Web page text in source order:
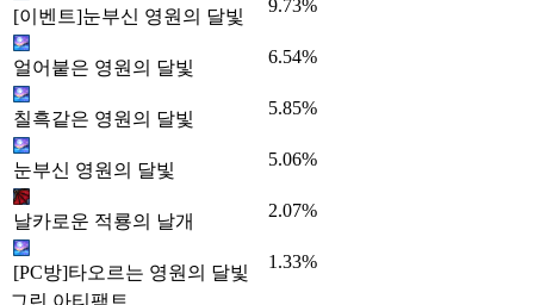
[이벤트]눈부신 영원의 달빛
9.73%
얼어붙은 영원의 달빛
6.54%
칠흑같은 영원의 달빛
5.85%
눈부신 영원의 달빛
5.06%
날카로운 적룡의 날개
2.07%
[PC방]타오르는 영원의 달빛
1.33%
그린 아티팩트